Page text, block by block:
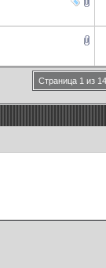
Страница 1 из 14